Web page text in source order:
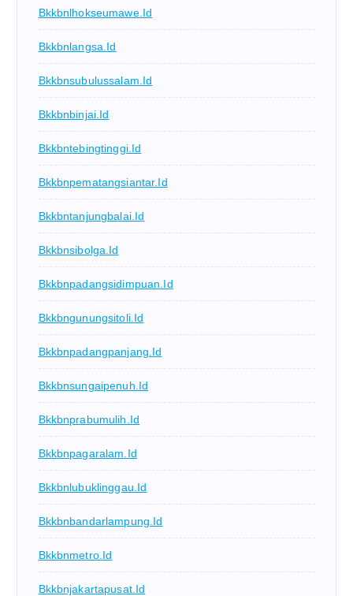
Bkkbnlhokseumawe.id
Bkkbnlangsa.id
Bkkbnsubulussalam.id
Bkkbnbinjai.id
Bkkbntebingtinggi.id
Bkkbnpematangsiantar.id
Bkkbntanjungbalai.id
Bkkbnsibolga.id
Bkkbnpadangsidimpuan.id
Bkkbngunungsitoli.id
Bkkbnpadangpanjang.id
Bkkbnsungaipenuh.id
Bkkbnprabumulih.id
Bkkbnpagaralam.id
Bkkbnlubuklinggau.id
Bkkbnbandarlampung.id
Bkkbnmetro.id
Bkkbnjakartapusat.id